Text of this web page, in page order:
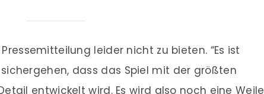
leider nicht zu bieten. “Es ist
dass das Spiel mit der größten
entwickelt wird. Es wird also noch eine Weile